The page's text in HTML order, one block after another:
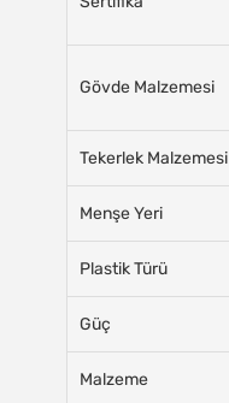
Gövde Malzemesi
Tekerlek Malzemesi
Menşe Yeri
Plastik Türü
Güç
Malzeme